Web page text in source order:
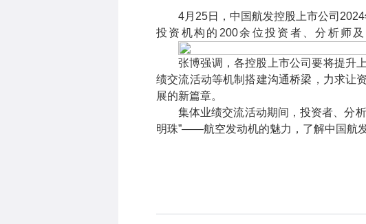
4月25日，中国航发控股上市公司
投资机构的200余位投资者、分析师
张博强调，各控股上市公司要将提升
绩交流活动等机制搭建沟通桥梁，力求让
展的新篇章。
集体业绩交流活动期间，投资者、分
明珠”——航空发动机的魅力，了解中国航